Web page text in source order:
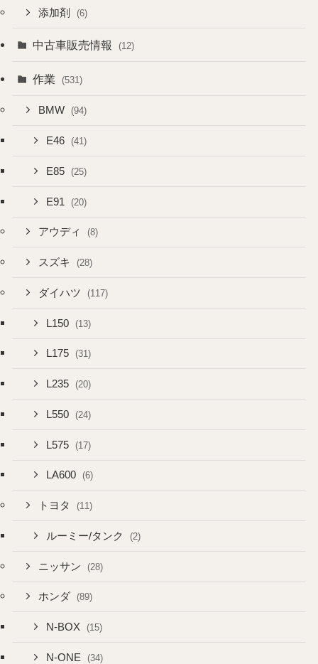
添加剤 (6)
中古車販売情報 (12)
作業 (531)
BMW (94)
E46 (41)
E85 (25)
E91 (20)
アウディ (8)
スズキ (28)
ダイハツ (117)
L150 (13)
L175 (31)
L235 (20)
L550 (24)
L575 (17)
LA600 (6)
トヨタ (11)
ルーミー/タンク (2)
ニッサン (28)
ホンダ (89)
N-BOX (15)
N-ONE (34)